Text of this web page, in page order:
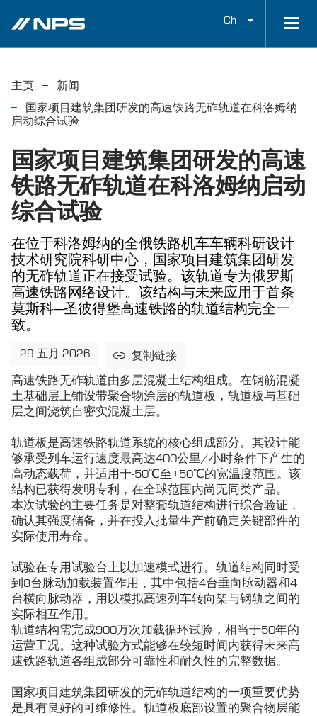
Ch
主页
新闻
国家项目建筑集团研发的高速铁路无砟轨道在科洛姆纳
启动综合试验
国家项目建筑集团研发的高速
铁路无砟轨道在科洛姆纳启动
综合试验
在位于科洛姆纳的全俄铁路机车车辆科研设计
技术研究院科研中心，国家项目建筑集团研发
的无砟轨道正在接受试验。该轨道专为俄罗斯
高速铁路网络设计。该结构与未来应用于首条
莫斯科—圣彼得堡高速铁路的轨道结构完全一
致。
29 五月 2026 复制链接
高速铁路无砟轨道由多层混凝土结构组成。在钢筋混凝
土基础层上铺设带聚合物涂层的轨道板，轨道板与基础
层之间浇筑自密实混凝土层。
轨道板是高速铁路轨道系统的核心组成部分。其设计能
够承受列车运行速度最高达400公里/小时条件下产生的
高动态载荷，并适用于-50℃至+50℃的宽温度范围。该
结构已获得发明专利，在全球范围内尚无同类产品。
本次试验的主要任务是对整套轨道结构进行综合验证，
确认其强度储备，并在投入批量生产前确定关键部件的
实际使用寿命。
试验在专用试验台上以加速模式进行。轨道结构同时受
到8台脉动加载装置作用，其中包括4台垂向脉动器和4
台横向脉动器，用以模拟高速列车转向架与钢轨之间的
实际相互作用。
轨道结构需完成900万次加载循环试验，相当于50年的
运营工况。这种试验方式能够在较短时间内获得未来高
速铁路轨道各组成部分可靠性和耐久性的完整数据。
国家项目建筑集团研发的无砟轨道结构的一项重要优势
是具有良好的可维修性。轨道板底部设置的聚合物层能